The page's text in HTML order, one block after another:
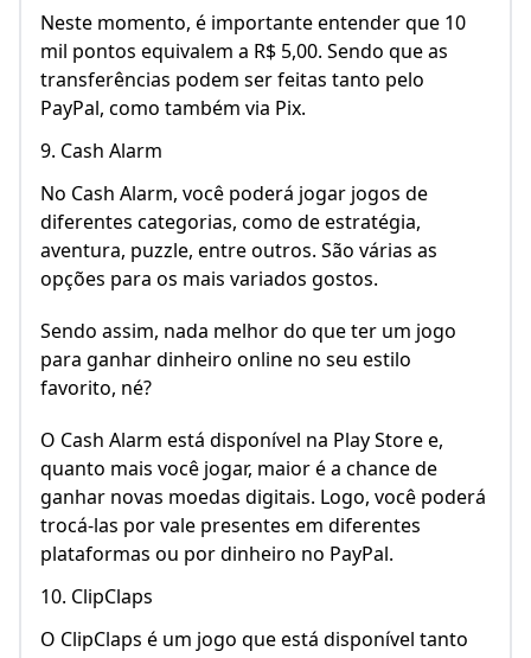
Neste momento, é importante entender que 10
mil pontos equivalem a R$ 5,00. Sendo que as
transferências podem ser feitas tanto pelo
PayPal, como também via Pix.
9. Cash Alarm
No Cash Alarm, você poderá jogar jogos de
diferentes categorias, como de estratégia,
aventura, puzzle, entre outros. São várias as
opções para os mais variados gostos.
Sendo assim, nada melhor do que ter um jogo
para ganhar dinheiro online no seu estilo
favorito, né?
O Cash Alarm está disponível na Play Store e,
quanto mais você jogar, maior é a chance de
ganhar novas moedas digitais. Logo, você poderá
trocá-las por vale presentes em diferentes
plataformas ou por dinheiro no PayPal.
10. ClipClaps
O ClipClaps é um jogo que está disponível tanto